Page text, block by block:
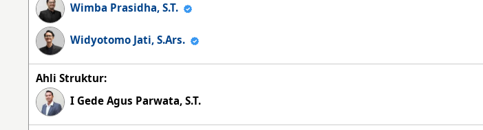
Wimba Prasidha, S.T.
Widyotomo Jati, S.Ars.
Ahli Struktur:
I Gede Agus Parwata, S.T.